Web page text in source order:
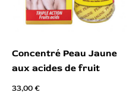
Concentré Peau Jaune
aux acides de fruit
33,00€